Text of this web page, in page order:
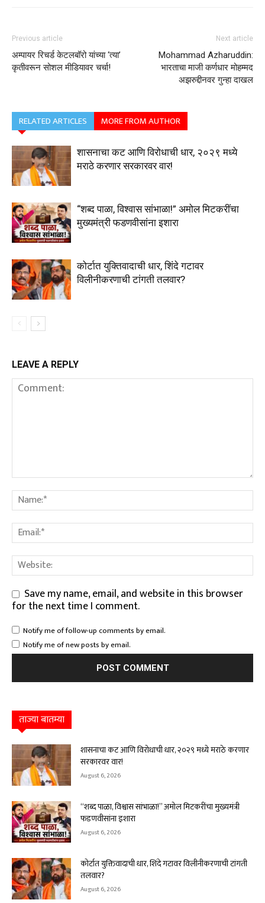
Previous article
अम्पायर रिचर्ड केटलबॉरो यांच्या ‘त्या’
कृतीवरून सोशल मीडियावर चर्चा!
Next article
Mohammad Azharuddin:
भारताचा माजी कर्णधार मोहम्मद
अझरुद्दीनवर गुन्हा दाखल
RELATED ARTICLES MORE FROM AUTHOR
शासनाचा कट आणि विरोधाची धार, २०२९ मध्ये
मराठे करणार सरकारवर वार!
“शब्द पाळा, विश्वास सांभाळा!” अमोल मिटकरींचा
मुख्यमंत्री फडणवीसांना इशारा
कोर्टात युक्तिवादाची धार, शिंदे गटावर
विलीनीकरणाची टांगती तलवार?
LEAVE A REPLY
Save my name, email, and website in this browser
for the next time I comment.
Notify me of follow-up comments by email.
Notify me of new posts by email.
ताज्या बातम्या
शासनाचा कट आणि विरोधाची धार, २०२९ मध्ये मराठे करणार
सरकारवर वार!
August 6, 2026
“शब्द पाळा, विश्वास सांभाळा!” अमोल मिटकरींचा मुख्यमंत्री
फडणवीसांना इशारा
August 6, 2026
कोर्टात युक्तिवादाची धार, शिंदे गटावर विलीनीकरणाची टांगती
तलवार?
August 6, 2026